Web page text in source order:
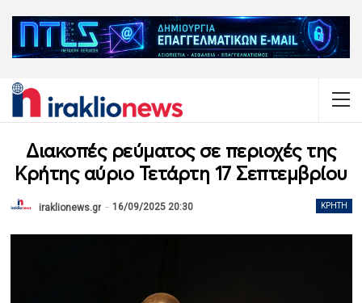
Διακοπές ρεύματος σε περιοχές της
Κρήτης αύριο Τετάρτη 17 Σεπτεμβρίου
ΚΡΉΤΗ
iraklionews.gr 16/09/2025 20:30